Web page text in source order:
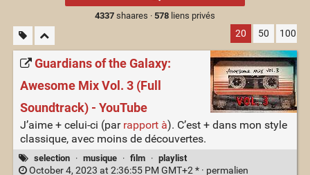
results.
4337shaares · 578liens privés
20 50 100
Guardians of the Galaxy:
Awesome Mix Vol. 3 (Full
Soundtrack) - YouTube
J’aime + celui-ci (par rapport à). C’est + dans mon style
classique, avec moins de découvertes.
selection · musique · film · playlist
October 4, 2023 at 2:36:55 PM GMT+2 * · permalien